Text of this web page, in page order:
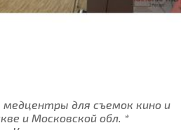
медцентры для съемок кино и
и Московской обл. *